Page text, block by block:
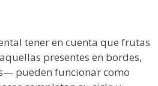
tener en cuenta que frutas
presentes en bordes,
pueden funcionar como